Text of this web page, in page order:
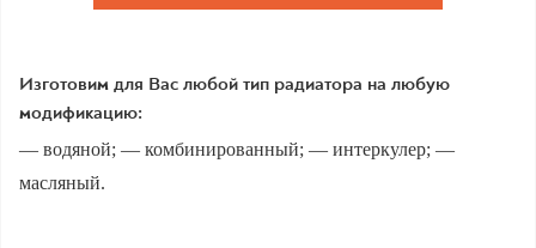
Изготовим для Вас любой тип радиатора на любую
модификацию:
— водяной; — комбинированный; — интеркулер; —
масляный.